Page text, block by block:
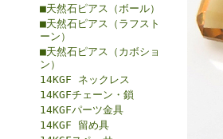
■天然石ピアス（ボール）
■天然石ピアス（ラフスト
ーン）
■天然石ピアス（カボショ
ン）
14KGF ネックレス
14KGFチェーン・鎖
14KGFパーツ金具
14KGF 留め具